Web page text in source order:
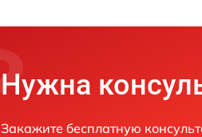
Нужна
Закажите бесплатную